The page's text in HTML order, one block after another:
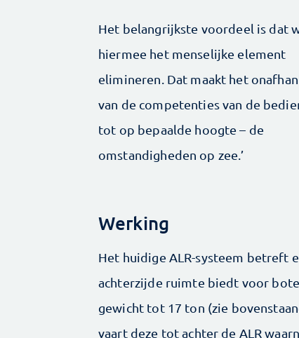
Het belangrijkste voordeel is dat
hiermee het menselijke element
elimineren. Dat maakt het
van de competenties van de
tot op bepaalde hoogte – de
omstandigheden op zee.’
Werking
Het huidige ALR-systeem betreft
achterzijde ruimte biedt voor
gewicht tot 17 ton (zie
vaart deze tot achter de ALR